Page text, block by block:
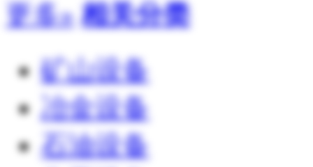
更多» 相关分类
矿山设备
冶金设备
石油设备